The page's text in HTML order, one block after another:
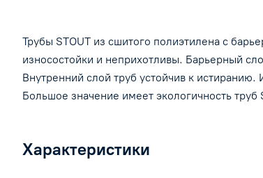
Трубы STOUT из сшитого полиэтилена с
износостойки и неприхотливы. Барьерный
Внутренний слой труб устойчив к
Большое значение имеет экологичность
Характеристики